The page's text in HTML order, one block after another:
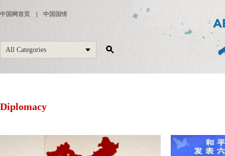
中国网首页 中国国情
All Categories
Diplomacy